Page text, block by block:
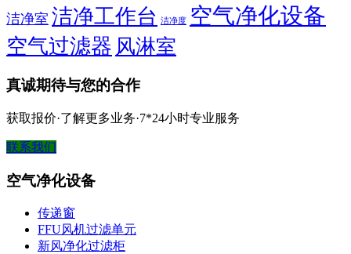
洁净室 洁净工作台 洁净度 空气净化设备
空气过滤器 风淋室
真诚期待与您的合作
获取报价·了解更多业务·7*24小时专业服务
联系我们
空气净化设备
传递窗
FFU风机过滤单元
新风净化过滤柜